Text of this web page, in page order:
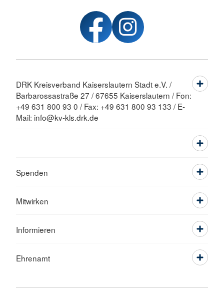
DRK Kreisverband Kaiserslautern Stadt e.V. /
Barbarossastraße 27 / 67655 Kaiserslautern / Fon:
+49 631 800 93 0 / Fax: +49 631 800 93 133 / E-
Mail: info@kv-kls.drk.de
Spenden
Mitwirken
Informieren
Ehrenamt